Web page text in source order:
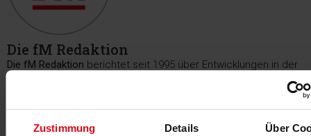
Zustimmung Details Über
Die fM Redaktion
Die fM Redaktion berichtet seit 1995 über Entwicklungen in der
Leserschaft über Print- und Online-Kanäle mit relevanten
Branchen-News.